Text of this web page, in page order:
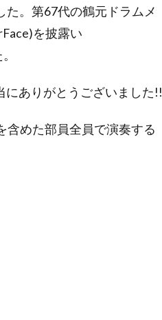
た。第67代の鶴元ドラムメ
を披露い
にありがとうございました!!
含めた部員全員で演奏する